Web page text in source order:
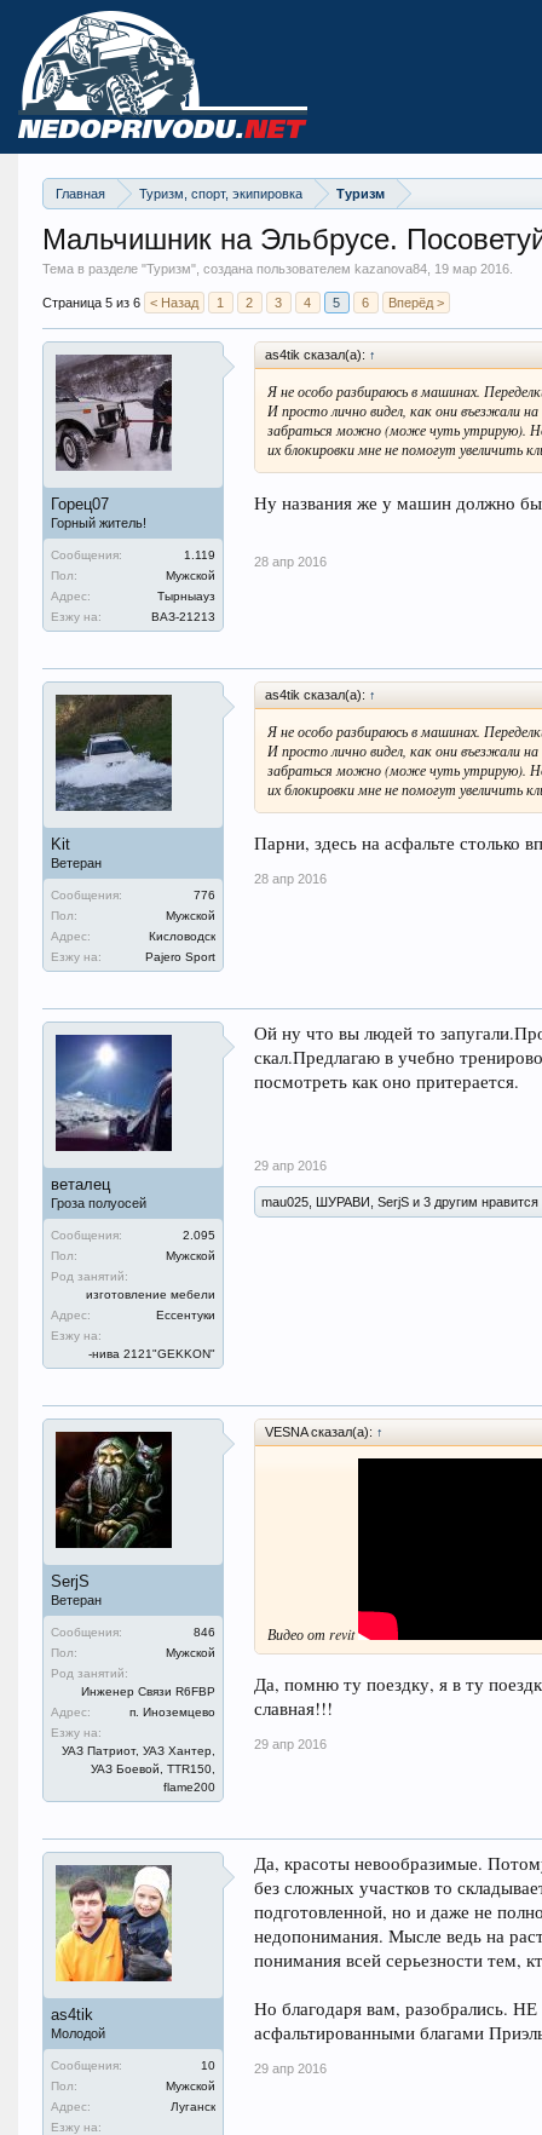
Главная Туризм, спорт, экипировка Туризм
Мальчишник на Эльбрусе.
Тема в разделе "Туризм", создана пользователем kazanova84, 19 мар 2016.
Страница 5 из 6 < Назад 1 2 3 4 5 6 Вперёд >
Горец07
Горный житель!
Сообщения:
1.119
Пол:
Мужской
Адрес:
Тырныауз
Езжу на:
ВАЗ-21213
as4tik сказал(а): ↑
Я не особо разбираюсь в машинах.
И просто лично видел, как они въезжали
забраться можно (може чуть утрирую).
их блокировки мне не помогут увеличить
Ну названия же у машин должно
28 апр 2016
Kit
Ветеран
Сообщения:
776
Пол:
Мужской
Адрес:
Кисловодск
Езжу на:
Pajero Sport
as4tik сказал(а): ↑
Я не особо разбираюсь в машинах.
И просто лично видел, как они въезжали
забраться можно (може чуть утрирую).
их блокировки мне не помогут увеличить
Парни, здесь на асфальте столько
28 апр 2016
веталец
Гроза полуосей
Сообщения:
2.095
Пол:
Мужской
Род занятий:
изготовление мебели
Адрес:
Ессентуки
Езжу на:
-нива 2121"GEKKON"
Ой ну что вы людей то
скал.Предлагаю в учебно
посмотреть как оно притерается.
29 апр 2016
mau025, ШУРАВИ, SerjS и 3 другим нравится
SerjS
Ветеран
Сообщения:
846
Пол:
Мужской
Род занятий:
Инженер Связи R6FBP
Адрес:
п. Иноземцево
Езжу на:
УАЗ Патриот, УАЗ Хантер,
УАЗ Боевой, TTR150,
flame200
VESNA сказал(а): ↑
Видео от revit
Да, помню ту поездку, я в ту
славная!!!
29 апр 2016
as4tik
Молодой
Сообщения:
10
Пол:
Мужской
Адрес:
Луганск
Езжу на:
Да, красоты невообразимые.
без сложных участков то
подготовленной, но и даже не
недопонимания. Мысле ведь на
понимания всей серьезности тем,
Но благодаря вам, разобрались.
асфальтированными благами
29 апр 2016